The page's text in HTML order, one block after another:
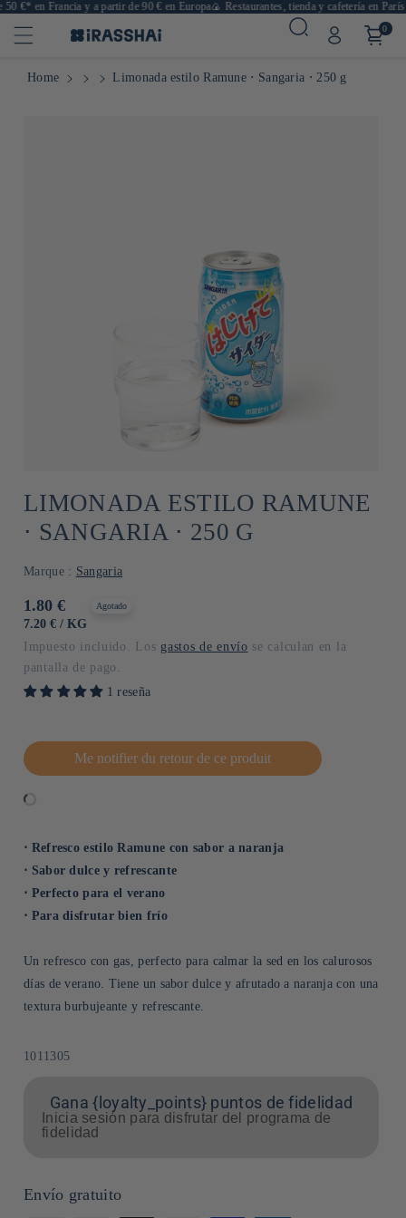
€* en Francia y a partir de 90 € en Europa🍙 Restaurantes, tienda y cafetería en París
0
Home Limonada estilo Ramune ⋅ Sangaria ⋅ 250 g
LIMONADA ESTILO RAMUNE
⋅ SANGARIA ⋅ 250 G
Marque : Sangaria
Precio
habitual
1.80 €
PRECIO
7.20 € / POR
KG
Agotado
Impuesto incluido. Los gastos de envío se calculan en la
pantalla de pago.
1 reseña
Me notifier du retour de ce produit
⋅ Refresco estilo Ramune con sabor a naranja
⋅ Sabor dulce y refrescante
⋅ Perfecto para el verano
⋅ Para disfrutar bien frío
Un refresco con gas, perfecto para calmar la sed en los calurosos
días de verano. Tiene un sabor dulce y afrutado a naranja con una
textura burbujeante y refrescante.
SKU:
1011305
Gana {loyalty_points} puntos de fidelidad
Inicia sesión para disfrutar del programa de
fidelidad
Envío gratuito